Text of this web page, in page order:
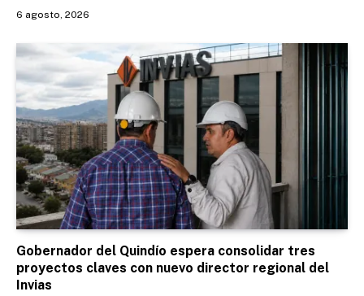
6 agosto, 2026
Gobernador del Quindío espera consolidar tres
proyectos claves con nuevo director regional del
Invias